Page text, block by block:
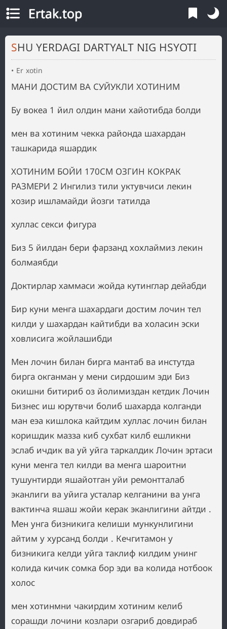
Ertak.top
SHU YERDAGI DARTYALT NIG HSYOTI
Er xotin
МАНИ ДОСТИМ ВА СУЙУКЛИ ХОТИНИМ
Бу вокеа 1 йил олдин мани хайотибда болди
мен ва хотиним чекка районда шахардан
ташкарида яшардик
ХОТИНИМ БОЙИ 170СМ ОЗГИН КОКРАК
РАЗМЕРИ 2 Ингилиз тили уктувчиси лекин
хозир ишламайди йозги татилда
хуллас секси фигура
Биз 5 йилдан бери фарзанд хохлаймиз лекин
болмаябди
Доктирлар хаммаси жойда кутинглар дейабди
Бир куни менга шахардаги достим лочин тел
килди у шахардан кайтибди ва холасин эски
ховлисига жойлашибди
Мен лочин билан бирга мантаб ва инстутда
бирга окганман у мени сирдошим эди Биз
окишни битириб оз йолимиздан кетдик Лочин
Бизнес иш юрутвчи болиб шахарда колганди
ман еэа кишлока кайтдим хуллас лочин билан
коришдик мазза киб сухбат килб ешликни
эслаб ичдик ва уй уйга таркалдик Лочин эртаси
куни менга тел килди ва менга шароитни
тушунтирди яшайотган уйи ремонтталаб
эканлиги ва уйига усталар келганини ва унга
вактинча яшаш жойи керак эканлигини айтди .
Мен унга бизникига келиши мункунлигини
айтим у хурсанд болди . Кечгитамон у
бизникига келди уйга таклиф килдим унинг
колида кичик сомка бор эди ва колида нотбоок
холос
мен хотинмни чакирдим хотиним келиб
сорашди лочини козлари озгариб довдираб